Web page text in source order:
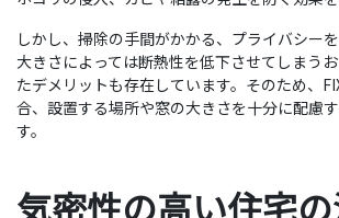
しかし、掃除の手間がかかる、プライバシー
大きさによっては断熱性を低下させてしまう
たデメリットも存在しています。そのため、
合、設置する場所や窓の大きさを十分に配慮
す。
気密性の高い住宅